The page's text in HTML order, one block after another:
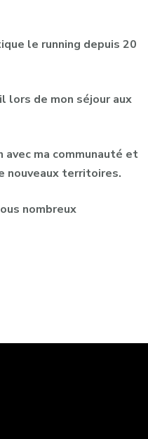
le running depuis 20
lors de mon séjour aux
avec ma communauté et
nouveaux territoires.
nombreux